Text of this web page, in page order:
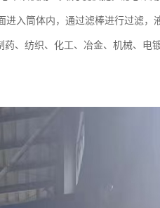
进入筒体内，通过滤棒进行过滤，
、纺织、化工、冶金、机械、电